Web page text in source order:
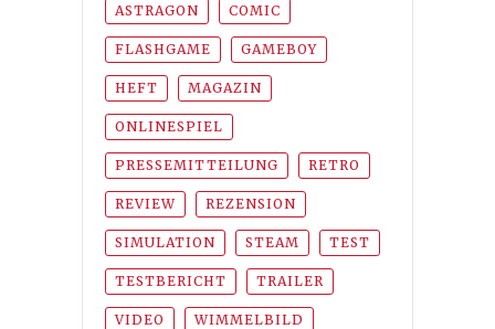
ASTRAGON COMIC
FLASHGAME GAMEBOY
HEFT MAGAZIN
ONLINESPIEL
PRESSEMITTEILUNG RETRO
REVIEW REZENSION
SIMULATION STEAM TEST
TESTBERICHT TRAILER
VIDEO WIMMELBILD